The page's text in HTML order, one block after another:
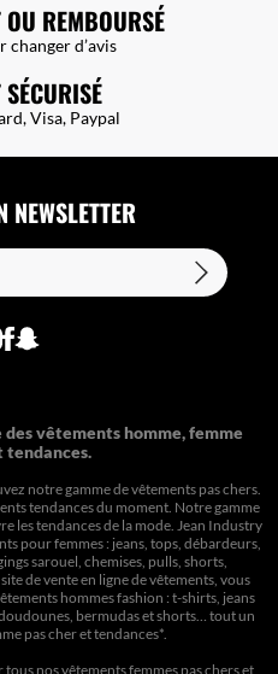
REMBOURSÉ
changer d’avis
Visa, Paypal
des vêtements homme, femme
tendances.
notre gamme de vêtements pas chers.
tendances du moment. Notre gamme
les tendances de la mode. Jean Industry
pour femmes : jeans, tops, débardeurs,
sarouel, chemises, pulls, shorts,
de vente en ligne de vêtements, vous
hommes fashion : t-shirts, jeans
bermudas et shorts… tout un
pas cher et tendances*.
tous nosvêtements femmes pas cherset